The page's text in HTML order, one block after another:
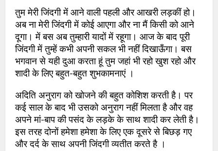
तुम मेरी जिंदगी में आने वाली पहली और आखरी लड़कीं हो।
अब ना मेरी जिंदगी में कोई आएगा और ना मैं किसी को आने
दूगा। में बस अब तुम्हारी यादों में रहूगा। आज के बाद पूरी
जिंदगी में तुम्हें कभी अपनी सकल भी नहीं दिखाऊँगा। बस
भगवान से यही दुआ करता हूं तुम जहां भी रहो खुश रहो और
शादी के लिए बहुत-बहुत शुभकामनाएं ।
अदिति अनुराग को खोजने की बहुत कोशिश करती है। पर
कई साल के बाद भी उसको अनुराग नहीं मिलता है और वह
अपने मां-बाप की पसंद के लड़के के साथ शादी कर लेती है।
इस तरह दोनों हमेशा हमेशा के लिए एक दूसरे से बिछड़ गए
और दर्द के साथ अपनी जिंदगी व्यतीत करते है ।